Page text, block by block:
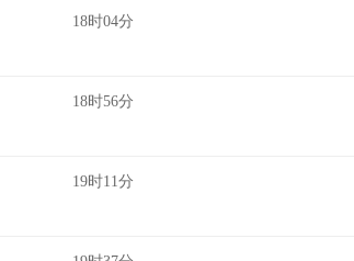
18时04分
18时56分
19时11分